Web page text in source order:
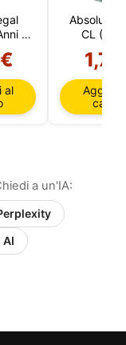
5
al
Absolut
CL
a un'IA:
AI